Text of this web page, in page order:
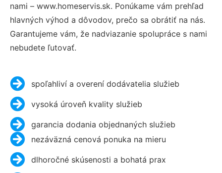
nami – www.homeservis.sk. Ponúkame vám prehľad
hlavných výhod a dôvodov, prečo sa obrátiť na nás.
Garantujeme vám, že nadviazanie spolupráce s nami
nebudete ľutovať.
spoľahliví a overení dodávatelia služieb
vysoká úroveň kvality služieb
garancia dodania objednaných služieb
nezáväzná cenová ponuka na mieru
dlhoročné skúsenosti a bohatá prax